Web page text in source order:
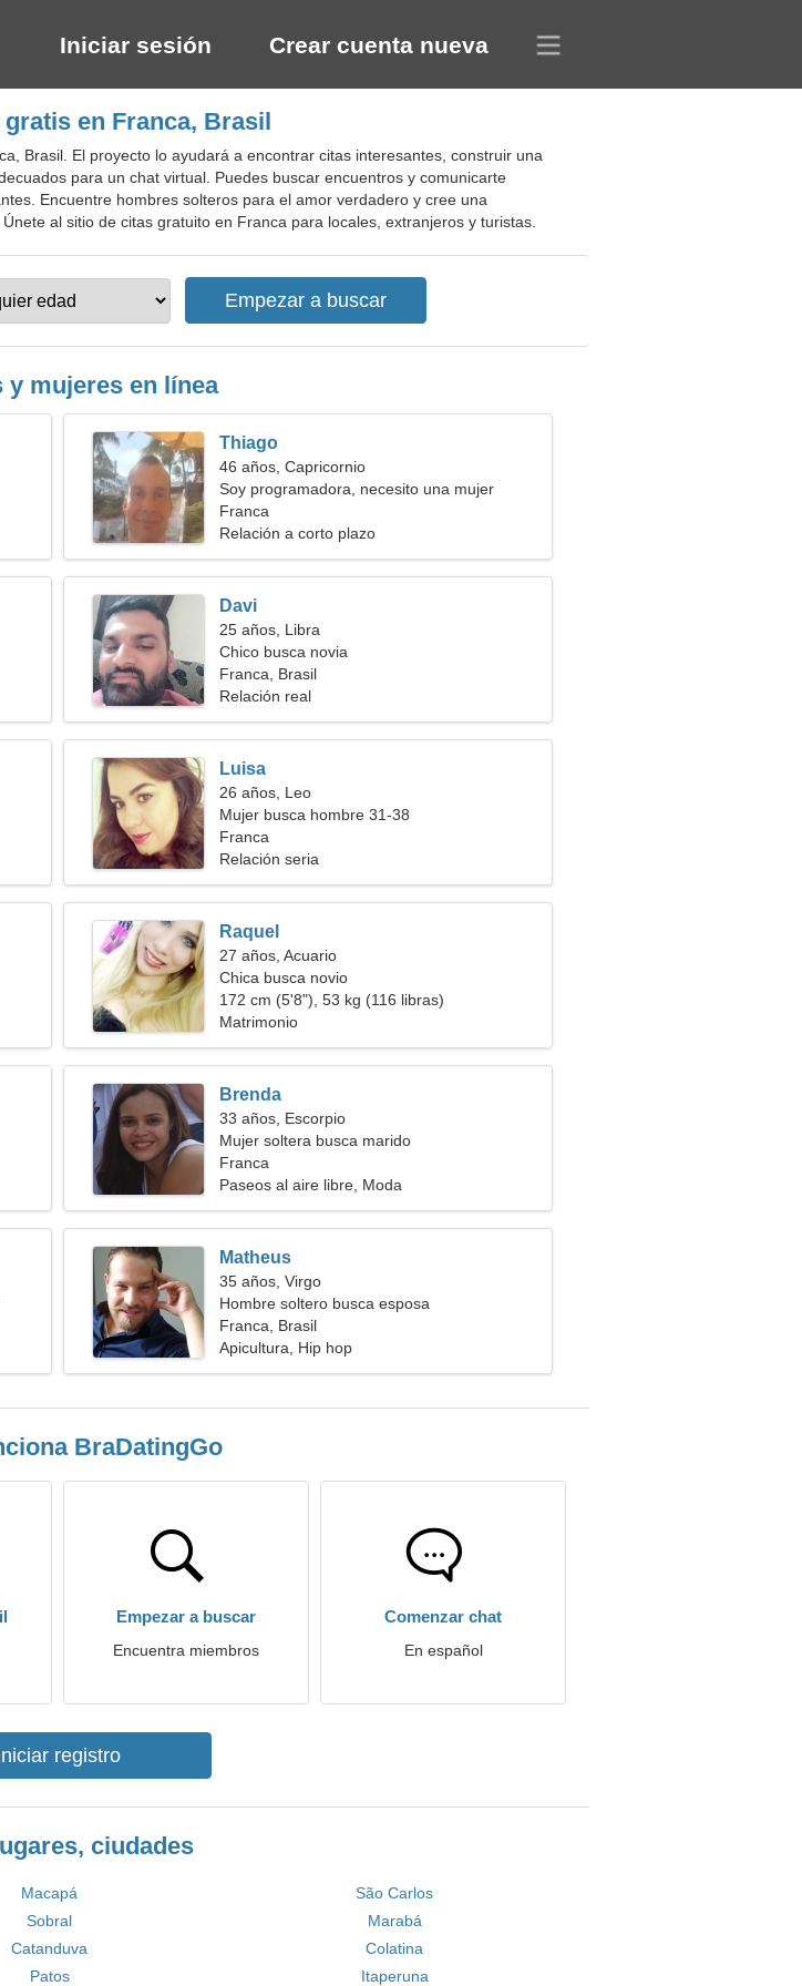
Iniciar sesión Crear cuenta nueva
en Franca, Brasil
Brasil. El proyecto lo ayudará a encontrar citas interesantes, construir una
para un chat virtual. Puedes buscar encuentros y comunicarte
Encuentre hombres solteros para el amor verdadero y cree una
al sitio de citas gratuito en Franca para locales, extranjeros y turistas.
y mujeres en línea
Thiago
46 años, Capricornio
Soy programadora, necesito una mujer
romántica
Franca
Relación a corto plazo
Davi
25 años, Libra
Chico busca novia
Franca, Brasil
Relación real
Luisa
26 años, Leo
Mujer busca hombre 31-38
Franca
Relación seria
Raquel
27 años, Acuario
Chica busca novio
172 cm (5'8"), 53 kg (116 libras)
Matrimonio
Brenda
33 años, Escorpio
Mujer soltera busca marido
Franca
Paseos al aire libre, Moda
Matheus
35 años, Virgo
Hombre soltero busca esposa
Franca, Brasil
Apicultura, Hip hop
BraDatingGo
Empezar a buscar
Encuentra miembros
Comenzar chat
En español
registro
ciudades
Macapá
São Carlos
Sobral
Marabá
Catanduva
Colatina
Patos Itaperuna